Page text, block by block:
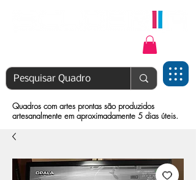
Quadros com artes prontas são produzidos
artesanalmente em aproximadamente 5 dias úteis.